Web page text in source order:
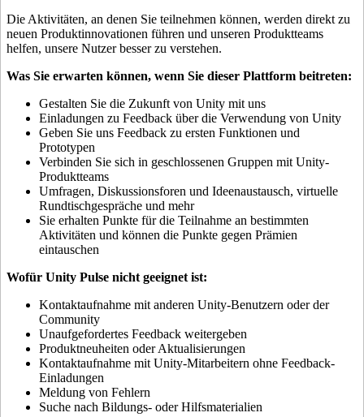
Die Aktivitäten, an denen Sie teilnehmen können, werden direkt zu
neuen Produktinnovationen führen und unseren Produktteams
helfen, unsere Nutzer besser zu verstehen.
Was Sie erwarten können, wenn Sie dieser Plattform beitreten:
Gestalten Sie die Zukunft von Unity mit uns
Einladungen zu Feedback über die Verwendung von Unity
Geben Sie uns Feedback zu ersten Funktionen und
Prototypen
Verbinden Sie sich in geschlossenen Gruppen mit Unity-
Produktteams
Umfragen, Diskussionsforen und Ideenaustausch, virtuelle
Rundtischgespräche und mehr
Sie erhalten Punkte für die Teilnahme an bestimmten
Aktivitäten und können die Punkte gegen Prämien
eintauschen
Wofür Unity Pulse nicht geeignet ist:
Kontaktaufnahme mit anderen Unity-Benutzern oder der
Community
Unaufgefordertes Feedback weitergeben
Produktneuheiten oder Aktualisierungen
Kontaktaufnahme mit Unity-Mitarbeitern ohne Feedback-
Einladungen
Meldung von Fehlern
Suche nach Bildungs- oder Hilfsmaterialien